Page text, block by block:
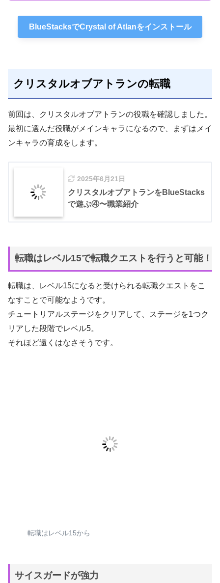
BlueStacksでCrystal of Atlanをインストール
クリスタルオブアトランの転職
前回は、クリスタルオブアトランの役職を確認しました。
最初に選んだ役職がメインキャラになるので、まずはメイ
ンキャラの育成をします。
2025年6月21日
クリスタルオブアトランをBlueStacks
で遊ぶ④〜職業紹介
転職はレベル15で転職クエストを行うと可能！
転職は、レベル15になると受けられる転職クエストをこ
なすことで可能なようです。
チュートリアルステージをクリアして、ステージを1つク
リアした段階でレベル5。
それほど遠くはなさそうです。
転職はレベル15から
サイスガードが強力